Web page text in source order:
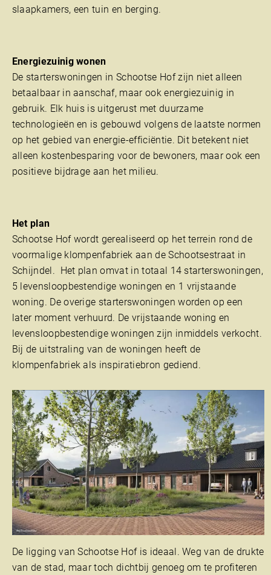
slaapkamers, een tuin en berging.
Energiezuinig wonen
De starterswoningen in Schootse Hof zijn niet alleen
betaalbaar in aanschaf, maar ook energiezuinig in
gebruik. Elk huis is uitgerust met duurzame
technologieën en is gebouwd volgens de laatste normen
op het gebied van energie-efficiëntie. Dit betekent niet
alleen kostenbesparing voor de bewoners, maar ook een
positieve bijdrage aan het milieu.
Het plan
Schootse Hof wordt gerealiseerd op het terrein rond de
voormalige klompenfabriek aan de Schootsestraat in
Schijndel. Het plan omvat in totaal 14 starterswoningen,
5 levensloopbestendige woningen en 1 vrijstaande
woning. De overige starterswoningen worden op een
later moment verhuurd. De vrijstaande woning en
levensloopbestendige woningen zijn inmiddels verkocht.
Bij de uitstraling van de woningen heeft de
klompenfabriek als inspiratiebron gediend.
De ligging van Schootse Hof is ideaal. Weg van de drukte
van de stad, maar toch dichtbij genoeg om te profiteren